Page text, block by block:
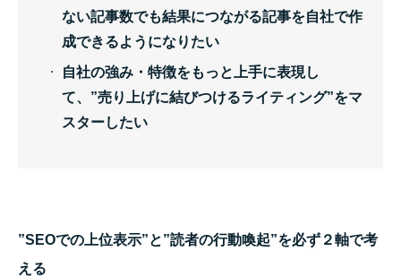
ない記事数でも結果につながる記事を自社で作
成できるようになりたい
自社の強み・特徴をもっと上手に表現し
て、”売り上げに結びつけるライティング”をマ
スターしたい
”SEOでの上位表示”と”読者の行動喚起”を必ず２軸で考
える